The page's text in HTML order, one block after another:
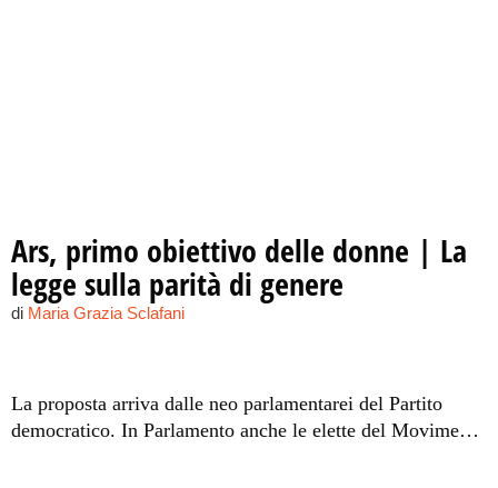
Ars, primo obiettivo delle donne | La
legge sulla parità di genere
di Maria Grazia Sclafani
La proposta arriva dalle neo parlamentarei del Partito
democratico. In Parlamento anche le elette del Movimento